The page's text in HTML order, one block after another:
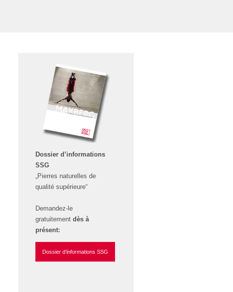
Dossier d’informations
SSG
„Pierres naturelles de
qualité supérieure“
Demandez-le
gratuitement dès à
présent:
Dossier d’informations SSG